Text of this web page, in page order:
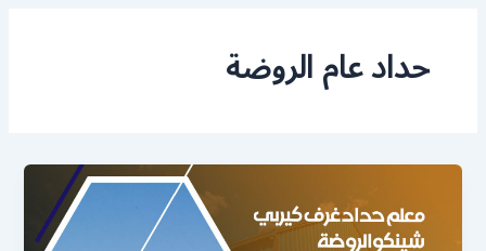
حداد عام الروضة